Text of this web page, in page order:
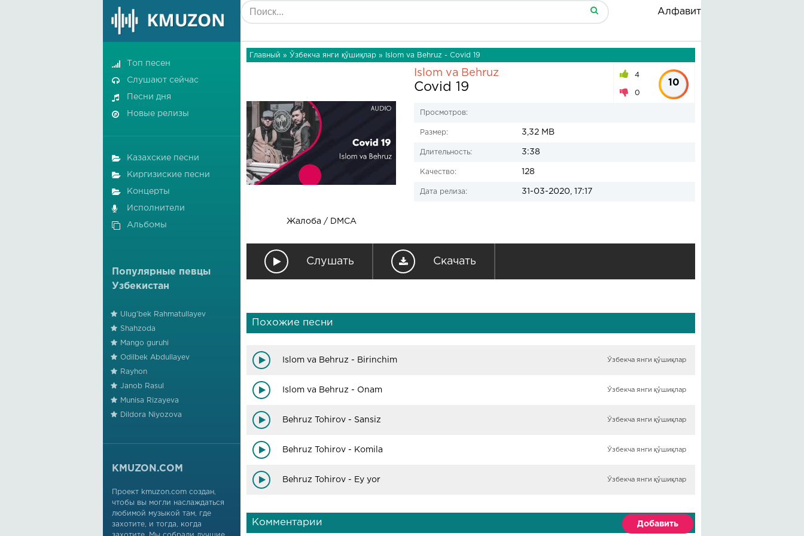
Алфавит
Главный » Ўзбекча янги қўшиқлар » Islom va Behruz - Covid 19
Жалоба / DMCA
Islom va Behruz
Covid 19
4
0
10
Просмотров:
Размер: 3,32 MB
Длительность: 3:38
Качество: 128
Дата релиза: 31-03-2020, 17:17
Слушать Скачать
Похожие песни
Islom va Behruz - Birinchim Ўзбекча янги қўшиқлар
Islom va Behruz - Onam Ўзбекча янги қўшиқлар
Behruz Tohirov - Sansiz Ўзбекча янги қўшиқлар
Behruz Tohirov - Komila Ўзбекча янги қўшиқлар
Behruz Tohirov - Ey yor Ўзбекча янги қўшиқлар
Комментарии Добавить
Топ песен
Слушают сейчас
Песни дня
Новые релизы
Казахские песни
Киргизиские песни
Концерты
Исполнители
Альбомы
Популярные певцы
Узбекистан
Ulug'bek Rahmatullayev
Shahzoda
Mango guruhi
Odilbek Abdullayev
Rayhon
Janob Rasul
Munisa Rizayeva
Dildora Niyozova
KMUZON.COM
Проект kmuzon.com создан,
чтобы вы могли наслаждаться
любимой музыкой там, где
захотите, и тогда, когда